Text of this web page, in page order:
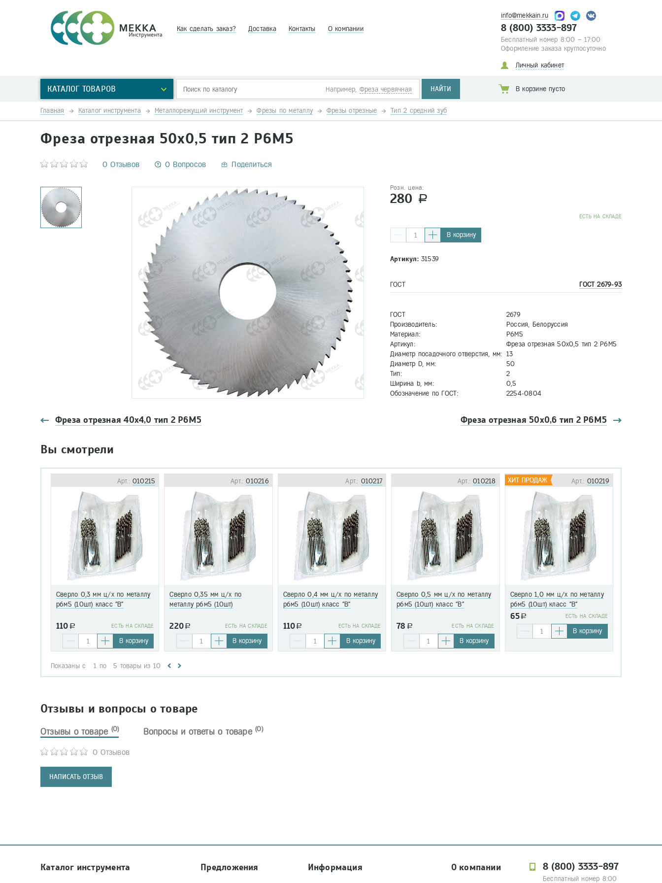
Как сделать заказ? Доставка Контакты О компании
info@mekkain.ru
8 (800) 3333-897
Бесплатный номер 8:00 – 17:00
Оформление заказа круглосуточно
Личный кабинет
КАТАЛОГ ТОВАРОВ Например, Фреза червячная НАЙТИ В корзине пусто
Главная Каталог инструмента Металлорежущий инструмент Фрезы по металлу Фрезы отрезные Тип 2 средний зуб
Фреза отрезная 50х0,5 тип 2 Р6М5
0 Отзывов 0 Вопросов Поделиться
Розн. цена:
280 a
EСТЬ НА СКЛАДЕ
В корзину
Артикул:31539
ГОСТ ГОСТ 2679-93
ГОСТ
2679
Производитель:
Россия, Белоруссия
Материал:
Р6М5
Артикул:
Фреза отрезная 50х0,5 тип 2 Р6М5
Диаметр посадочного отверстия, мм: 13
Диаметр D, мм:
50
Тип:
2
Ширина b, мм:
0,5
Обозначение по ГОСТ:
2254-0804
Фреза отрезная 40х4,0 тип 2 Р6М5 Фреза отрезная 50х0,6 тип 2 Р6М5
Вы смотрели
Арт.:010215
Сверло 0,3 мм ц/х по металлу
р6м5 (10шт) класс "В"
110 a EСТЬ НА СКЛАДЕ
В корзину
Арт.:010216
Сверло 0,35 мм ц/х по
металлу р6м5 (10шт)
220a EСТЬ НА СКЛАДЕ
В корзину
Арт.: 010217
Сверло 0,4 мм ц/х по металлу
р6м5 (10шт) класс "В"
110a EСТЬ НА СКЛАДЕ
В корзину
Арт.:010218
Сверло 0,5 мм ц/х по металлу
р6м5 (10шт) класс "В"
78 a EСТЬ НА СКЛАДЕ
В корзину
Арт.: 010219
Сверло 1,0 мм ц/х по металлу
р6м5 (10шт) класс "В"
65a EСТЬ НА СКЛАДЕ
В корзину
Показаны с 1 по 5 товары из 10
Отзывы и вопросы о товаре
Отзывы о товаре (0)
0 Отзывов
НАПИСАТЬ ОТЗЫВ
Вопросы и ответы о товаре(0)
Каталог инструмента Предложения Информация О компании 8 (800) 3333-897
Бесплатный номер 8:00